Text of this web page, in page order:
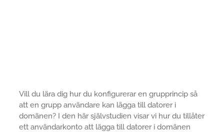
Vill du lära dig hur du konfigurerar en grupprincip så
att en grupp användare kan lägga till datorer i
domänen? I den här självstudien visar vi hur du tillåter
ett användarkonto att lägga till datorer i domänen